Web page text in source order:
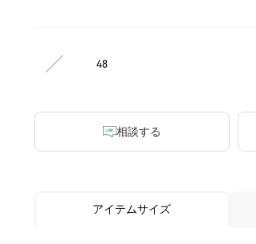
48
相談する
アイテムサイズ